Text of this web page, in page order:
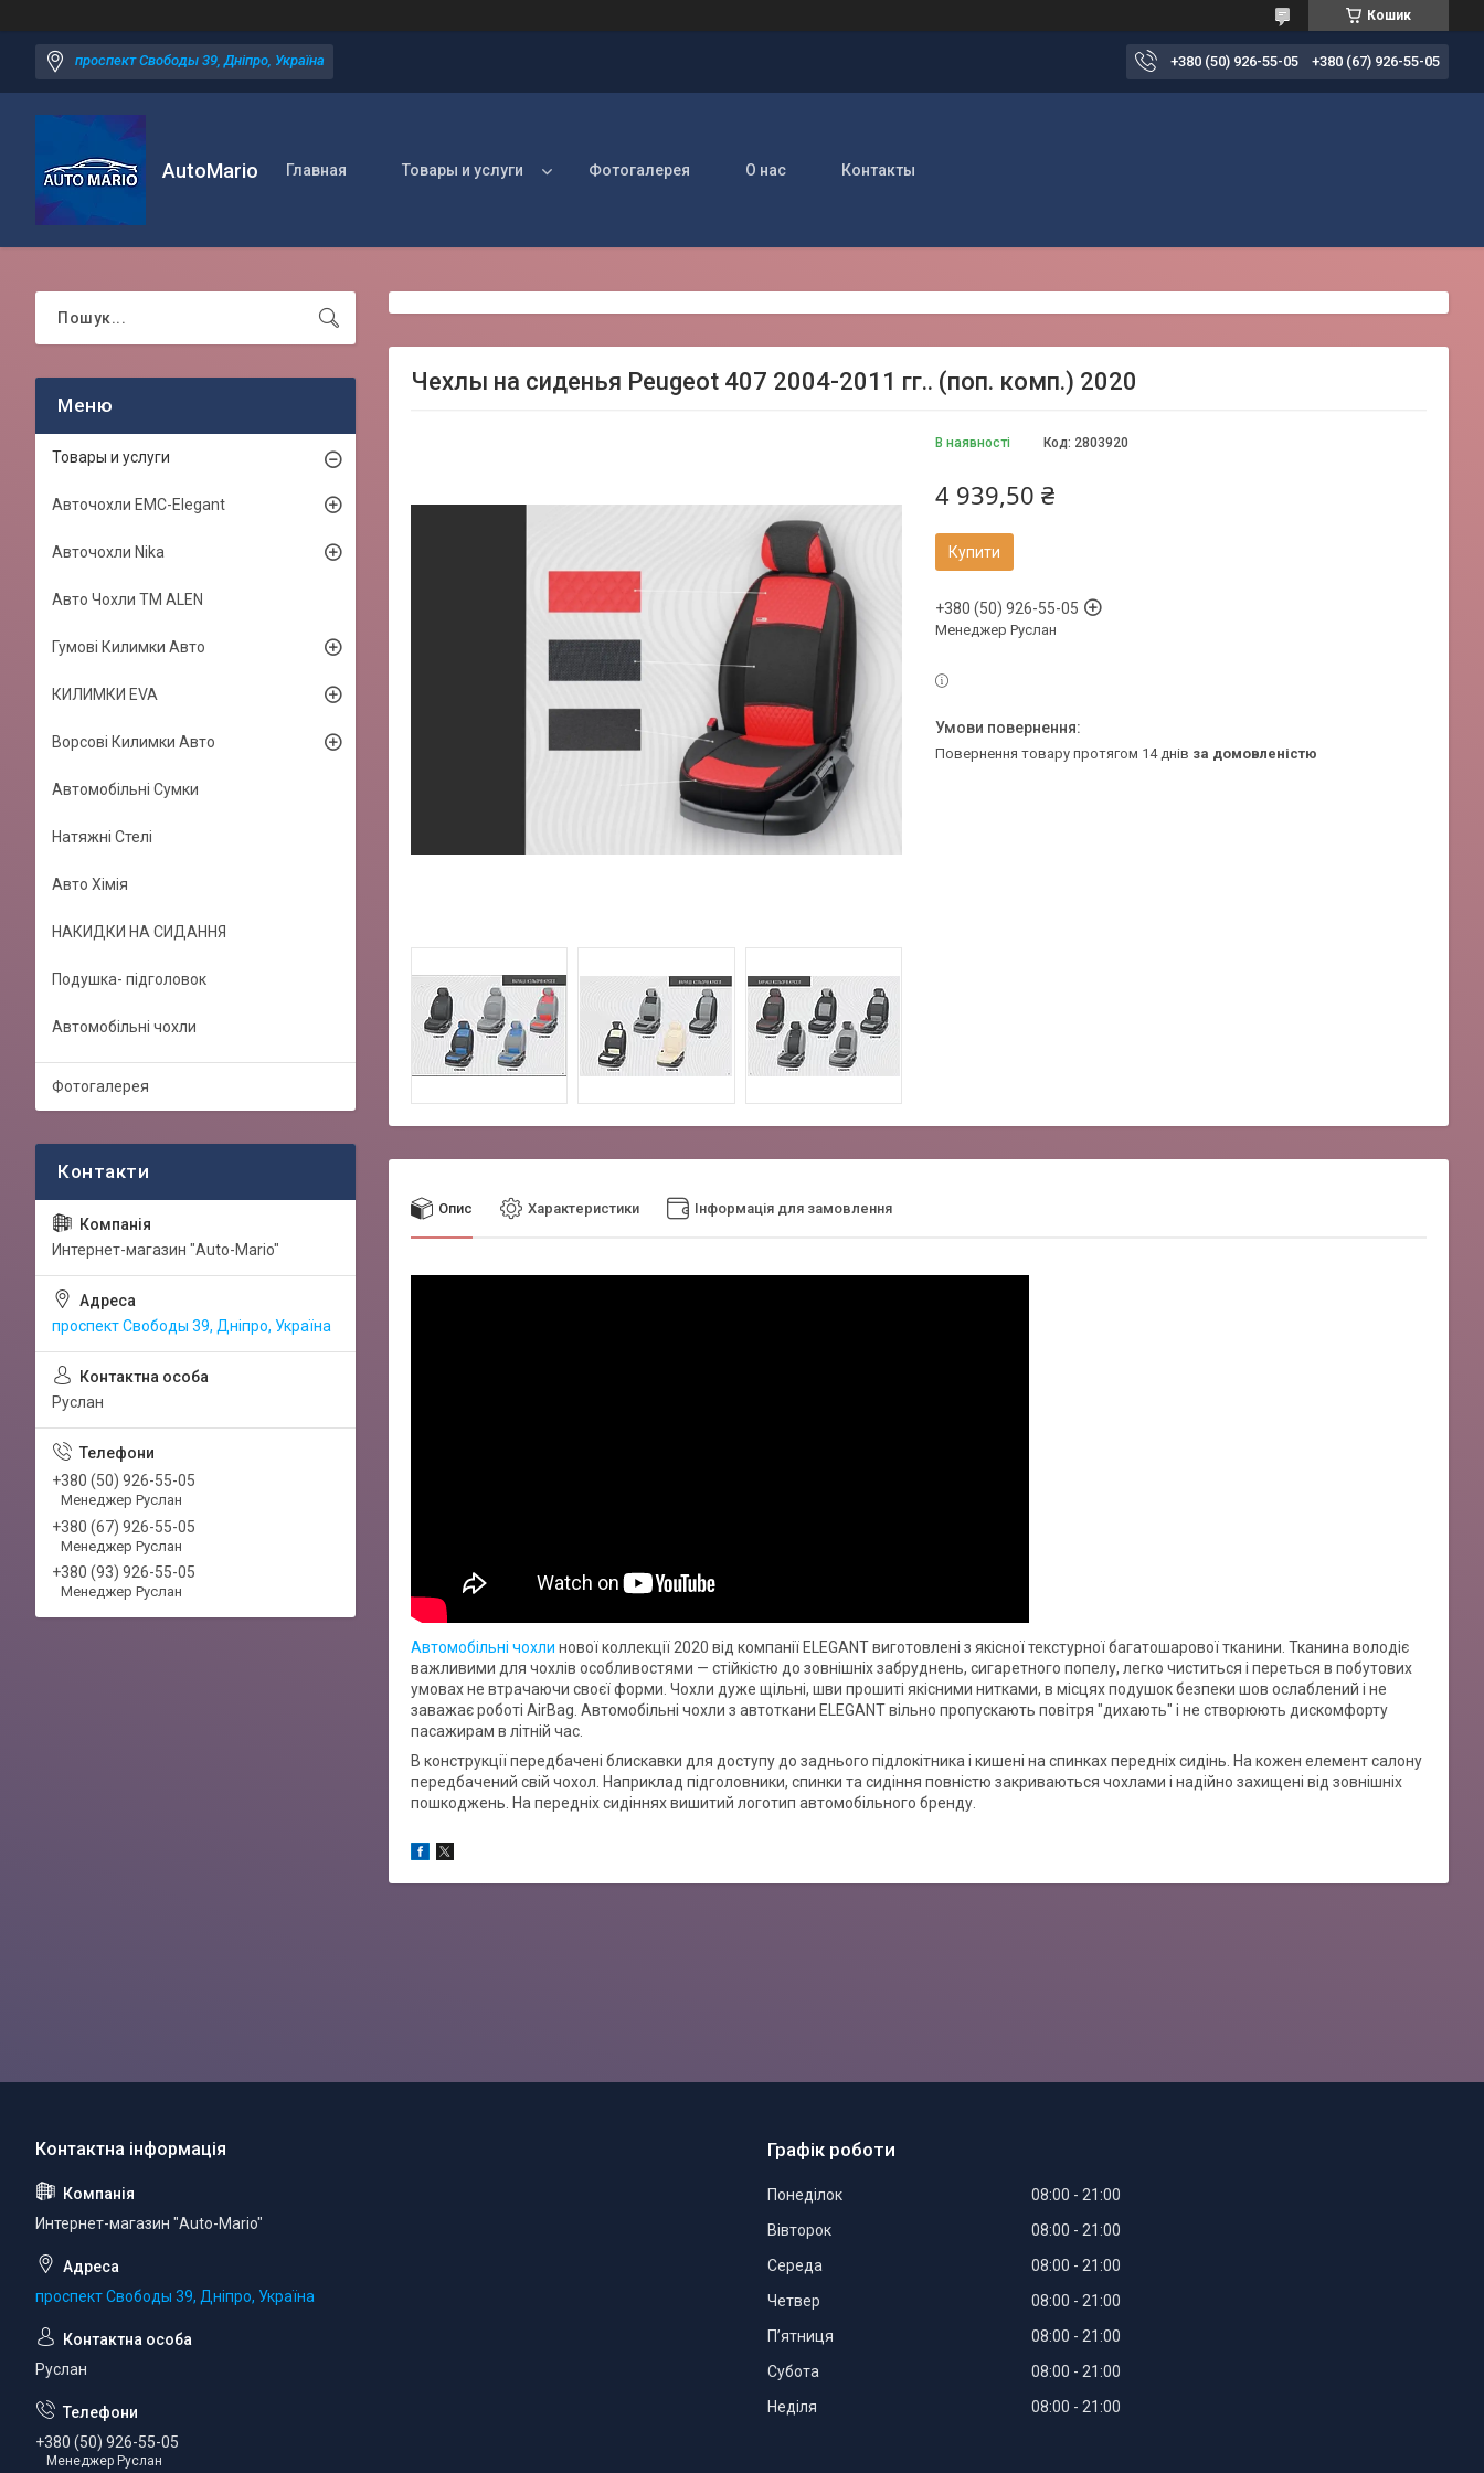
Кошик
проспект Свободы 39, Дніпро, Україна +380 (50) 926-55-05 +380 (67) 926-55-05
AutoMario Главная Товары и услуги Фотогалерея О нас Контакты
Чехлы на сиденья Peugeot 407 2004-2011 гг.. (поп. комп.) 2020
В наявності Код: 2803920
4 939,50 ₴
Купити
+380 (50) 926-55-05
Менеджер Руслан
повернення товару протягом 14 днів за домовленістю
Опис Характеристики Інформація для замовлення
Автомобільні чохли нової коллекції 2020 від компанії ELEGANT виготовлені з якісної текстурної багатошарової тканини. Тканина володіє
важливими для чохлів особливостями — стійкістю до зовнішніх забруднень, сигаретного попелу, легко чиститься і переться в побутових
умовах не втрачаючи своєї форми. Чохли дуже щільні, шви прошиті якісними нитками, в місцях подушок безпеки шов ослаблений і не
заважає роботі AirBag. Автомобільні чохли з автоткани ELEGANT вільно пропускають повітря "дихають" і не створюють дискомфорту
пасажирам в літній час.
В конструкції передбачені блискавки для доступу до заднього підлокітника і кишені на спинках передніх сидінь. На кожен елемент салону
передбачений свій чохол. Наприклад підголовники, спинки та сидіння повністю закриваються чохлами і надійно захищені від зовнішніх
пошкоджень. На передніх сидіннях вишитий логотип автомобільного бренду.
Товары и услуги
Авточохли EMC-Elegant
Авточохли Nika
Авто Чохли TM ALEN
Гумові Килимки Авто
КИЛИМКИ EVA
Ворсові Килимки Авто
Автомобільні Сумки
Натяжні Стелі
Авто Хімія
НАКИДКИ НА СИДАННЯ
Подушка- підголовок
Автомобільні чохли
Фотогалерея
Интернет-магазин "Auto-Mario"
проспект Свободы 39, Дніпро, Україна
Руслан
+380 (50) 926-55-05
Менеджер Руслан
+380 (67) 926-55-05
Менеджер Руслан
+380 (93) 926-55-05
Менеджер Руслан
Интернет-магазин "Auto-Mario"
проспект Свободы 39, Дніпро, Україна
Руслан
+380 (50) 926-55-05
Менеджер Руслан
Графік роботи
Понеділок 08:00
21:00
Вівторок
08:00
21:00
Середа
08:00
21:00
Четвер
08:00
21:00
Пʼятниця
08:00
21:00
Субота
08:00
21:00
Неділя
08:00 21:00